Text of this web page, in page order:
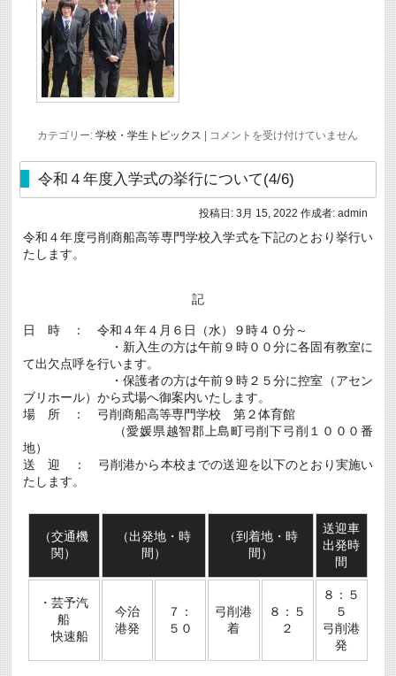
カテゴリー: 学校・学生トピックス
令
３
年
度
電
子
械
学
科
業
式
及
び
専
（生
了
コメントを受け付けていません
令和４年度入学式の挙行について(4/6)
投稿日: 3月 15, 2022 作成者: admin
令和４年度弓削商船高等専門学校入学式を下記のとおり挙行い
たします。
記
日 時 ： 令和４年４月６日（水）９時４０分～
・新入生の方は午前９時００分に各固有教室に
て出欠点呼を行います。
・保護者の方は午前９時２５分に控室（アセン
ブリホール）から式場へ御案内いたします。
場 所 ： 弓削商船高等専門学校 第２体育館
（愛媛県越智郡上島町弓削下弓削１０００番
地）
送 迎 ： 弓削港から本校までの送迎を以下のとおり実施い
たします。
（交通機
関）
（出発地・時
間）
（到着地・時
間）
送迎車
出発時
間
・芸予汽
船
快速船
今治
港発
７：
５０
弓削港
着
８：５
２
８：５
５
弓削港
発